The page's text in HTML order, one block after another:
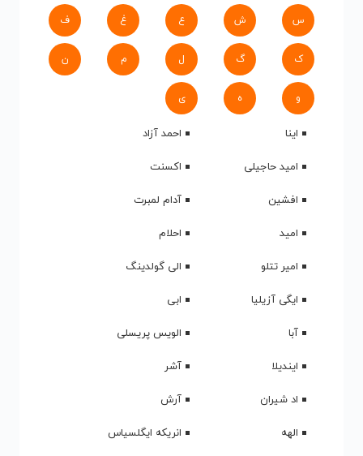
س ش ع غ ف
ک گ ل م ن
و ه ی
اینا
احمد آزاد
امید حاجیلی
اکسنت
افشین
آدام لمبرت
امید
احلام
امیر تتلو
الی گولدینگ
ایگی آزیلیا
ابی
آبا
الویس پریسلی
ایندیلا
آشر
اد شیران
آرش
الهه
انریکه ایگلسیاس